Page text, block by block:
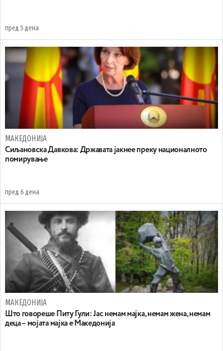
пред 5 дена
МАКЕДОНИЈА
Сиљановска Давкова: Државата јакнее преку националното
помирување
пред 6 дена
МАКЕДОНИЈА
Што говореше Питу Гули: Јас немам мајка, немам жена, немам
деца – мојата мајка е Македонија